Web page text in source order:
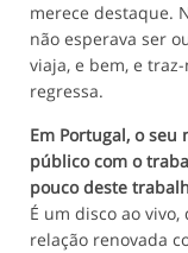
merece destaque.
não esperava ser
viaja, e bem, e
regressa.
Em Portugal, o
público com o
pouco deste
É um disco ao
relação renovada